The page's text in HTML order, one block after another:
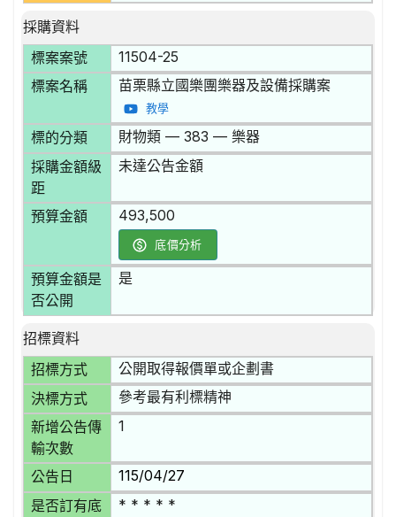
採購資料
標案案號
11504-25
標案名稱 苗栗縣立國樂團樂器及設備採購案
教學
標的分類 財物類 — 383 — 樂器
採購金額級
距
未達公告金額
預算金額 493,500
底價分析
預算金額是
否公開
是
招標資料
招標方式
公開取得報價單或企劃書
決標方式 參考最有利標精神
新增公告傳
輸次數
1
公告日 115/04/27
是否訂有底
* * * * *